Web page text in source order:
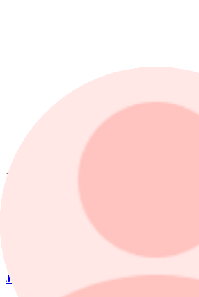
1 dag
Trump: Räntebeslut är inte
Just nu Guldet på väg mot starkaste